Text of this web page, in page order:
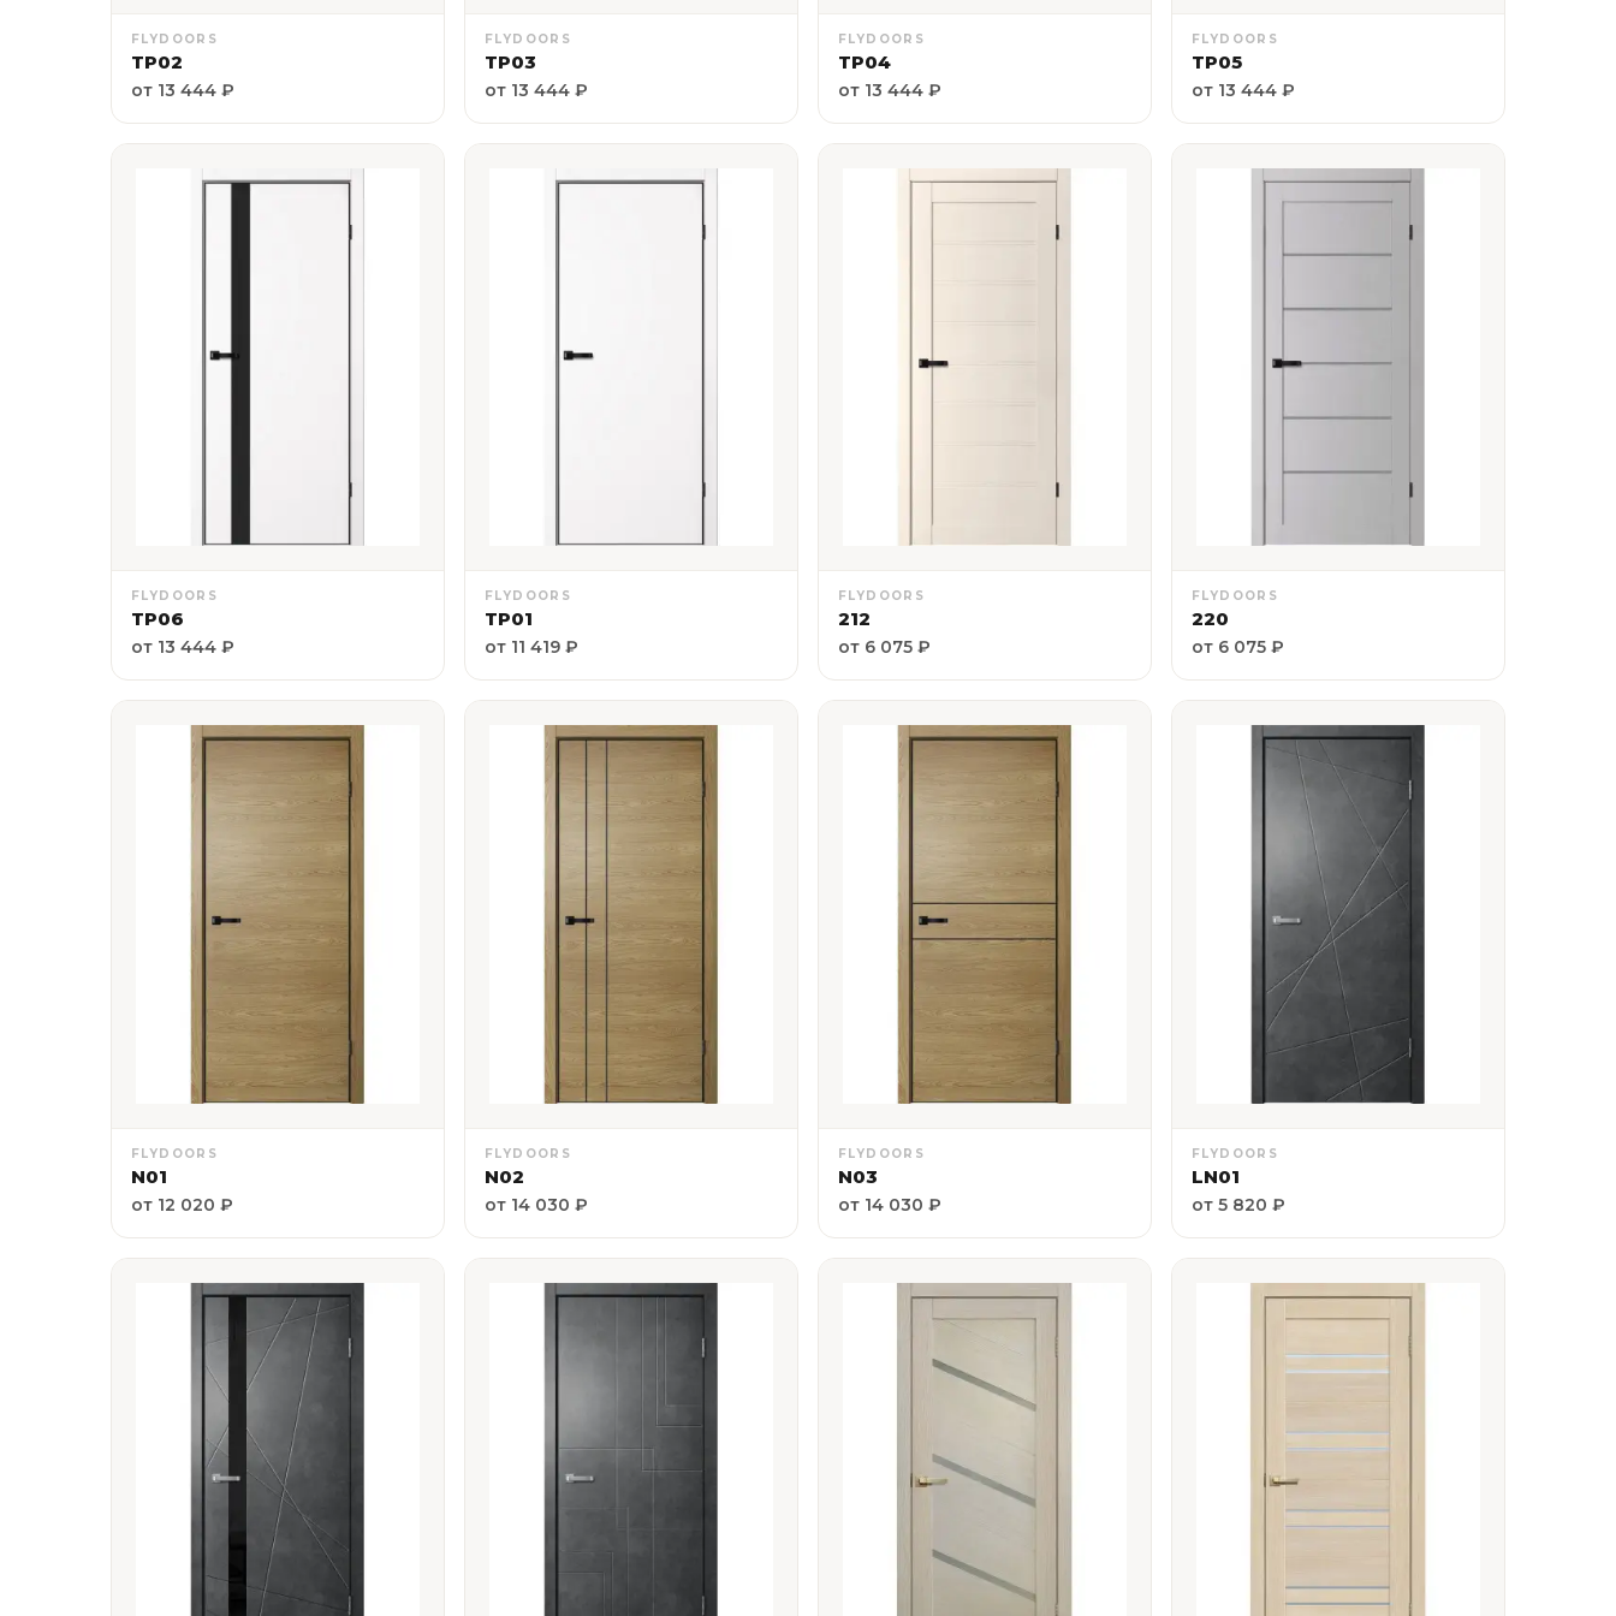
FLYDOORS
ТР02
от 13 444 ₽
FLYDOORS
ТР03
от 13 444 ₽
FLYDOORS
ТР04
от 13 444 ₽
FLYDOORS
ТР05
от 13 444 ₽
FLYDOORS
ТР06
от 13 444 ₽
FLYDOORS
ТР01
от 11 419 ₽
FLYDOORS
212
от 6 075 ₽
FLYDOORS
220
от 6 075 ₽
FLYDOORS
N01
от 12 020 ₽
FLYDOORS
N02
от 14 030 ₽
FLYDOORS
N03
от 14 030 ₽
FLYDOORS
LN01
от 5 820 ₽